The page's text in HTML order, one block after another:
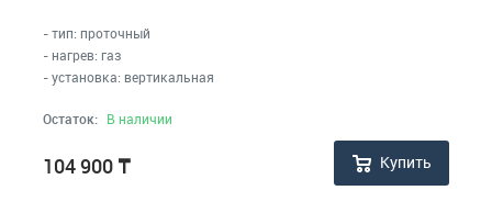
- тип: проточный
- нагрев: газ
- установка: вертикальная
Остаток: В наличии
104 900 ₸ Купить